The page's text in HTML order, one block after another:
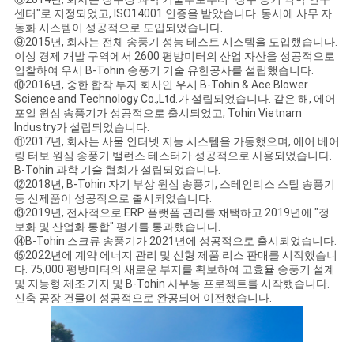
센터"로 지정되었고, ISO14001 인증을 받았습니다. 동시에 사무 자
동화 시스템이 성공적으로 도입되었습니다.
⑨2015년, 회사는 전체 송풍기 성능 테스트 시스템을 도입했습니다.
이싱 경제 개발 구역에서 2600 평방미터의 산업 자산을 성공적으로
입찰하여 우시 B-Tohin 송풍기 기술 유한공사를 설립했습니다.
⑩2016년, 중한 합작 투자 회사인 우시 B-Tohin & Ace Blower
Science and Technology Co.,Ltd.가 설립되었습니다. 같은 해, 에어
포일 원심 송풍기가 성공적으로 출시되었고, Tohin Vietnam
Industry가 설립되었습니다.
⑪2017년, 회사는 사물 인터넷 지능 시스템을 가동했으며, 에어 베어
링 터보 원심 송풍기 밸런스 테스터가 성공적으로 사용되었습니다.
B-Tohin 과학 기술 협회가 설립되었습니다.
⑫2018년, B-Tohin 자기 부상 원심 송풍기, 스테인리스 스틸 송풍기
등 신제품이 성공적으로 출시되었습니다.
⑬2019년, 전사적으로 ERP 플랫폼 관리를 채택하고 2019년에 "정
보화 및 산업화 통합" 평가를 통과했습니다.
⑭B-Tohin 스크류 송풍기가 2021년에 성공적으로 출시되었습니다.
⑮2022년에 계약 에너지 관리 및 신형 제품 리스 판매를 시작했습니
다. 75,000 평방미터의 새로운 부지를 확보하여 고효율 송풍기 설계
및 지능형 제조 기지 및 B-Tohin 사무동 프로젝트를 시작했습니다.
신축 공장 건물이 성공적으로 완공되어 이전했습니다.